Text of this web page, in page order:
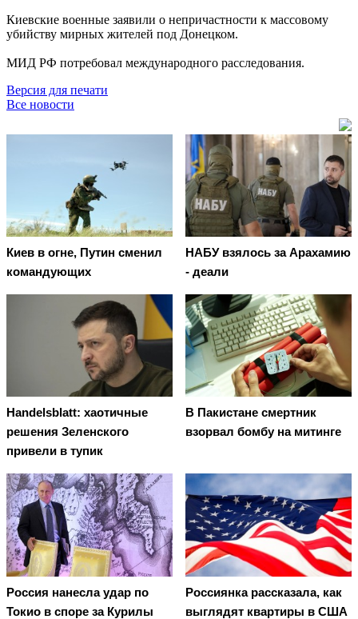
Киевские военные заявили о непричастности к массовому
убийству мирных жителей под Донецком.
МИД РФ потребовал международного расследования.
Версия для печати
Все новости
Киев в огне, Путин сменил
командующих
НАБУ взялось за Арахамию
- деали
Handelsblatt: хаотичные
решения Зеленского
привели в тупик
В Пакистане смертник
взорвал бомбу на митинге
Россия нанесла удар по
Токио в споре за Курилы
Россиянка рассказала, как
выглядят квартиры в США